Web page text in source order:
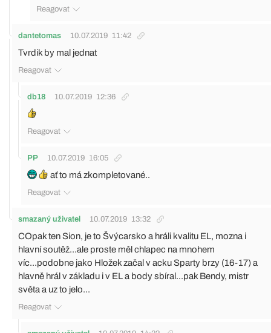
Reagovat
dantetomas 10.07.2019 11:42
Tvrdik by mal jednat
Reagovat
db18 10.07.2019 12:36
Reagovat
PP 10.07.2019 16:05
ať to má zkompletované..
Reagovat
smazaný uživatel 10.07.2019 13:32
COpak ten Sion, je to Švýcarsko a hráli kvalitu EL, mozna i
hlavní soutěž...ale proste měl chlapec na mnohem
víc...podobne jako Hložek začal v acku Sparty brzy (16-17) a
hlavně hrál v základu i v EL a body sbíral...pak Bendy, mistr
světa a uz to jelo...
Reagovat